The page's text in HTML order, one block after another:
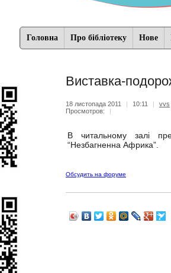
Головна Про бібліотеку Нове
Виставка-
18 листопада 2011 | 10:11 |
vvs
Просмотров:
|
В читальному залі
“Незбагненна Африка”.
Обсудить на форуме